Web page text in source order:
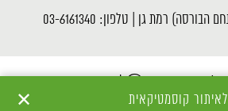
✕ לאיתור קוסמטיקאית